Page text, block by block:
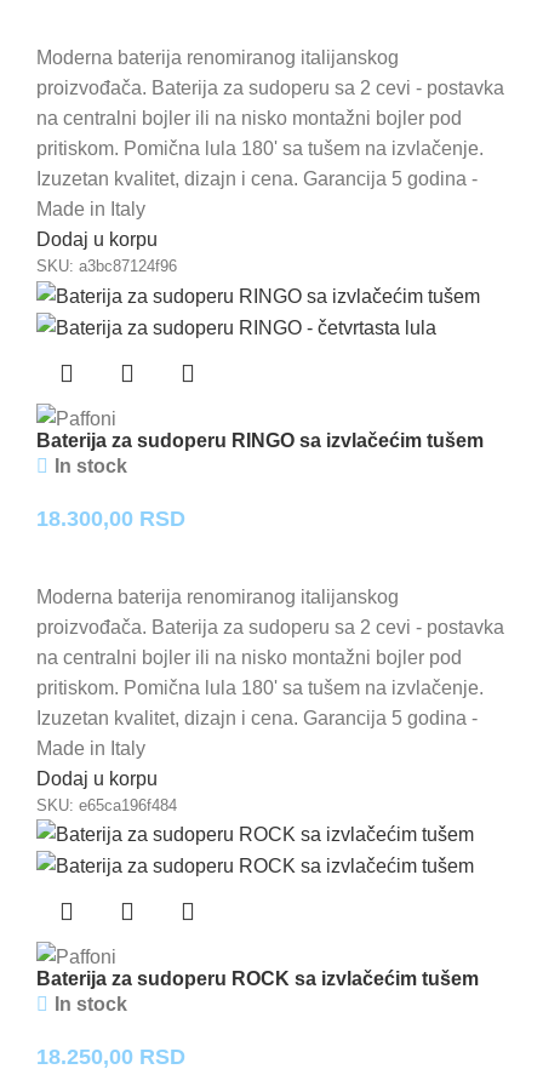
Moderna baterija renomiranog italijanskog
proizvođača. Baterija za sudoperu sa 2 cevi - postavka
na centralni bojler ili na nisko montažni bojler pod
pritiskom. Pomična lula 180' sa tušem na izvlačenje.
Izuzetan kvalitet, dizajn i cena. Garancija 5 godina -
Made in Italy
Dodaj u korpu
SKU: a3bc87124f96
Baterija za sudoperu RINGO sa izvlačećim tušem
In stock
18.300,00 RSD
Moderna baterija renomiranog italijanskog
proizvođača. Baterija za sudoperu sa 2 cevi - postavka
na centralni bojler ili na nisko montažni bojler pod
pritiskom. Pomična lula 180' sa tušem na izvlačenje.
Izuzetan kvalitet, dizajn i cena. Garancija 5 godina -
Made in Italy
Dodaj u korpu
SKU: e65ca196f484
Baterija za sudoperu ROCK sa izvlačećim tušem
In stock
18.250,00 RSD